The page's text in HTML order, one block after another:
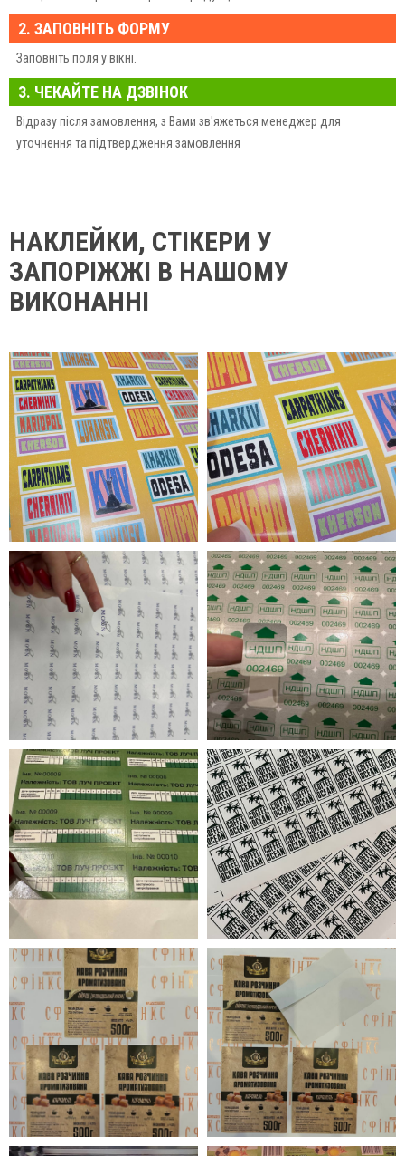
2. ЗАПОВНІТЬ ФОРМУ
Заповніть поля у вікні.
3. ЧЕКАЙТЕ НА ДЗВІНОК
Відразу після замовлення, з Вами зв'яжеться менеджер для
уточнення та підтвердження замовлення
НАКЛЕЙКИ, СТІКЕРИ У
ЗАПОРІЖЖІ В НАШОМУ
ВИКОНАННІ